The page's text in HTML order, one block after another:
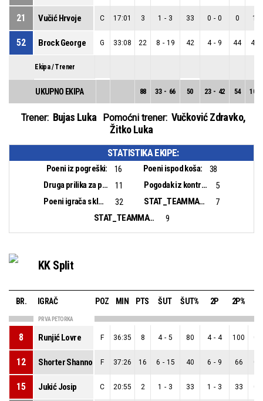
21 Vučić Hrvoje C 17:01 3 1 - 3 33 0 - 0 0 1
52 Brock George G 33:08 22 8 - 19 42 4 - 9 44 4
Ekipa / Trener
UKUPNO EKIPA 88 33 - 66 50 23 - 42 54 10
Trener: Bujas Luka Pomoćni trener: Vučković Zdravko,
Žitko Luka
STATISTIKA EKIPE:
Poeni iz pogreški: 16 Poeni ispod koša:
38
Druga prilika za poen:
11 Pogodak iz kontranapada:
5
Poeni igrača s klupe:
32 STAT_TEAMMATCH_BASKETBALL_sBiggestLead_NAME:
7
STAT_TEAMMATCH_BASKETBALL_sBiggestScoringRun_NAME:
9
KK Split
BR. IGRAČ POZ MIN PTS ŠUT ŠUT% 2P 2P%
PRVA PETORKA
8 Runjić Lovre F 36:35 8 4 - 5 80 4 - 4 100 0
12 F 37:26 16 6 - 15 40 6 - 9 66 0
15 Jukić Josip C 20:55 2 1 - 3 33 1 - 3 33 0